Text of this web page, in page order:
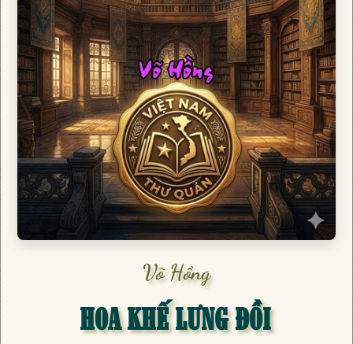
Võ Hồng
HOA KHẾ LƯNG ĐỒI